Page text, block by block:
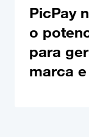
PicPay
o
para
marca